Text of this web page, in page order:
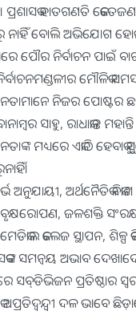
ହାତଗଣତି
ନାହିଁ ବୋଲି ଅଭିଯୋଗ
ପୌର ନିର୍ବାଚନ ପାଇଁ
ମୌଳିକ
ନିଜର ପୋଷ୍ଟର
ସାହୁ, ରାଧାକାନ୍ତ
ମଧ୍ୟରେ ଏକାଠି
ଅନୁଯାୟୀ, ଅର୍ଥନୈତିକ
ଜଳଶକ୍ତି
କଲେଜ ସ୍ଥାପନ, ଶିଳ୍ପ
ସମନ୍ବୟ ଅଭାବ
ସବ୍‌ଡିଭିଜନ ପ୍ରତିଷ୍ଠାର
ଦଳ ଭାବେ